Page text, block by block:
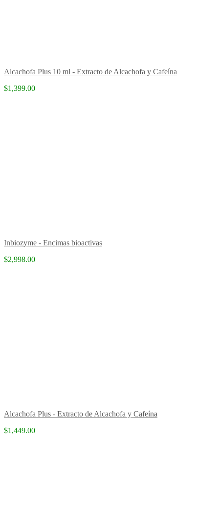
Alcachofa Plus 10 ml - Extracto de Alcachofa y Cafeína
$1,399.00
Inbiozyme - Encimas bioactivas
$2,998.00
Alcachofa Plus - Extracto de Alcachofa y Cafeína
$1,449.00